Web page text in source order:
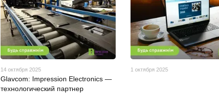
14 октября 2025
Glavcom: Impression Electronics —
технологический партнер
1 октября 2025